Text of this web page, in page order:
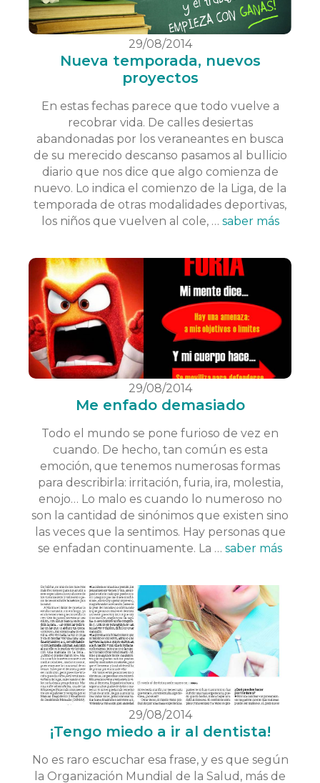
29/08/2014
Nueva temporada, nuevos
proyectos
En estas fechas parece que todo vuelve a
recobrar vida. De calles desiertas
abandonadas por los veraneantes en busca
de su merecido descanso pasamos al bullicio
diario que nos dice que algo comienza de
nuevo. Lo indica el comienzo de la Liga, de la
temporada de otras modalidades deportivas,
los niños que vuelven al cole, … saber más
29/08/2014
Me enfado demasiado
Todo el mundo se pone furioso de vez en
cuando. De hecho, tan común es esta
emoción, que tenemos numerosas formas
para describirla: irritación, furia, ira, molestia,
enojo… Lo malo es cuando lo numeroso no
son la cantidad de sinónimos que existen sino
las veces que la sentimos. Hay personas que
se enfadan continuamente. La … saber más
29/08/2014
¡Tengo miedo a ir al dentista!
No es raro escuchar esa frase, y es que según
la Organización Mundial de la Salud, más de